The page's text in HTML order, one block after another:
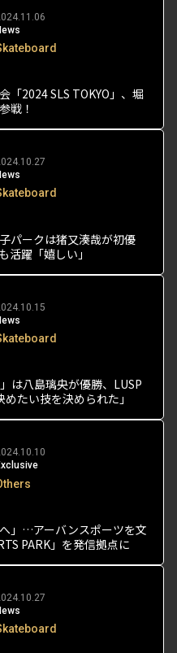
「2024 SLS TOKYO」、堀
戦！
パークは猪又湊哉が初優
活躍「嬉しい」
は八島璃央が優勝、LUSP
たい技を決められた」
」…アーバンスポーツを文
PARK」を発信拠点に